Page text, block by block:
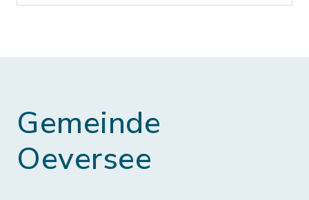
Gemeinde
Oeversee